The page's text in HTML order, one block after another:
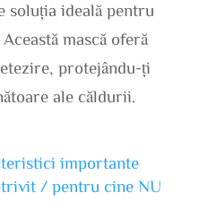
soluția ideală pentru
mască oferă
protejându-ți
ale căldurii.
importante
/ pentru cine NU